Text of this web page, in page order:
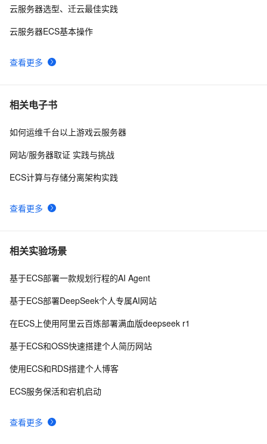
查看更多
云服务器选型、迁云最佳实践
云服务器ECS基本操作
相关电子书
查看更多
如何运维千台以上游戏云服务器
网站/服务器取证 实践与挑战
ECS计算与存储分离架构实践
相关实验场景
查看更多
基于ECS部署一款规划行程的AI Agent
基于ECS部署DeepSeek个人专属AI网站
在ECS上使用阿里云百炼部署满血版deepseek r1
基于ECS和OSS快速搭建个人简历网站
使用ECS和RDS搭建个人博客
ECS服务保活和宕机启动